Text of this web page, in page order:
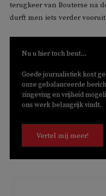
terugkeer van Bouterse na
durft men iets verder
Nu u hier toch bent...
Goede journalistiek kost
onze gebalanceerde
zingeving en vrijheid
ons werk belangrijk vindt.
Vertel mij meer!